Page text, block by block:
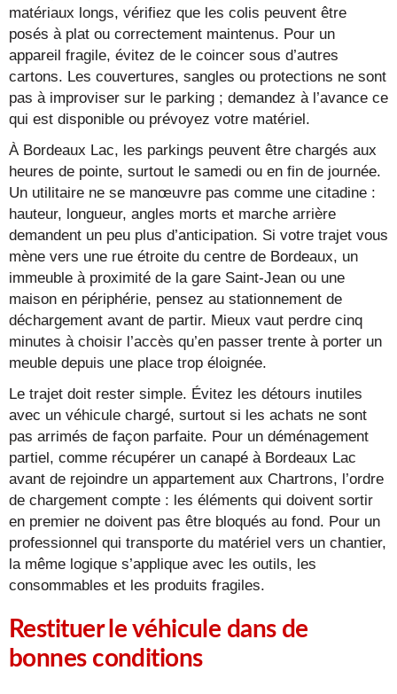
matériaux longs, vérifiez que les colis peuvent être
posés à plat ou correctement maintenus. Pour un
appareil fragile, évitez de le coincer sous d’autres
cartons. Les couvertures, sangles ou protections ne sont
pas à improviser sur le parking ; demandez à l’avance ce
qui est disponible ou prévoyez votre matériel.
À Bordeaux Lac, les parkings peuvent être chargés aux
heures de pointe, surtout le samedi ou en fin de journée.
Un utilitaire ne se manœuvre pas comme une citadine :
hauteur, longueur, angles morts et marche arrière
demandent un peu plus d’anticipation. Si votre trajet vous
mène vers une rue étroite du centre de Bordeaux, un
immeuble à proximité de la gare Saint-Jean ou une
maison en périphérie, pensez au stationnement de
déchargement avant de partir. Mieux vaut perdre cinq
minutes à choisir l’accès qu’en passer trente à porter un
meuble depuis une place trop éloignée.
Le trajet doit rester simple. Évitez les détours inutiles
avec un véhicule chargé, surtout si les achats ne sont
pas arrimés de façon parfaite. Pour un déménagement
partiel, comme récupérer un canapé à Bordeaux Lac
avant de rejoindre un appartement aux Chartrons, l’ordre
de chargement compte : les éléments qui doivent sortir
en premier ne doivent pas être bloqués au fond. Pour un
professionnel qui transporte du matériel vers un chantier,
la même logique s’applique avec les outils, les
consommables et les produits fragiles.
Restituer le véhicule dans de
bonnes conditions